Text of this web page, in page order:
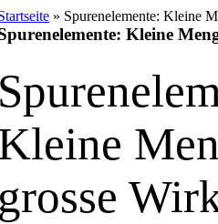
» Spurenelemente: Kleine
Kleine